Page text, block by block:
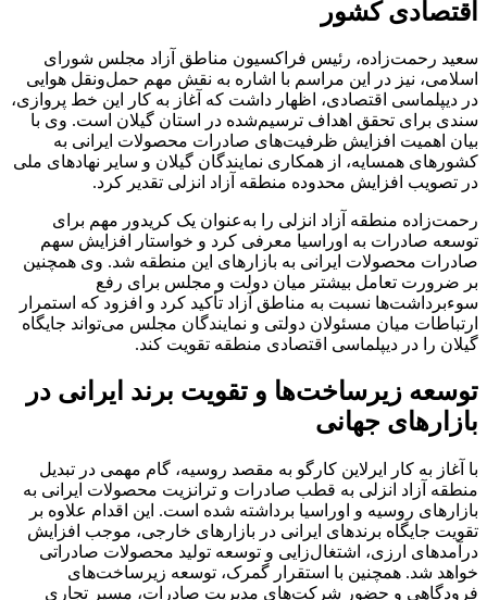
اقتصادی کشور
سعید رحمت‌زاده، رئیس فراکسیون مناطق آزاد مجلس شورای
اسلامی، نیز در این مراسم با اشاره به نقش مهم حمل‌ونقل هوایی
در دیپلماسی اقتصادی، اظهار داشت که آغاز به کار این خط پروازی،
سندی برای تحقق اهداف ترسیم‌شده در استان گیلان است. وی با
بیان اهمیت افزایش ظرفیت‌های صادرات محصولات ایرانی به
کشورهای همسایه، از همکاری نمایندگان گیلان و سایر نهادهای ملی
در تصویب افزایش محدوده منطقه آزاد انزلی تقدیر کرد.
رحمت‌زاده منطقه آزاد انزلی را به‌عنوان یک کریدور مهم برای
توسعه صادرات به اوراسیا معرفی کرد و خواستار افزایش سهم
صادرات محصولات ایرانی به بازارهای این منطقه شد. وی همچنین
بر ضرورت تعامل بیشتر میان دولت و مجلس برای رفع
سوءبرداشت‌ها نسبت به مناطق آزاد تأکید کرد و افزود که استمرار
ارتباطات میان مسئولان دولتی و نمایندگان مجلس می‌تواند جایگاه
گیلان را در دیپلماسی اقتصادی منطقه تقویت کند.
توسعه زیرساخت‌ها و تقویت برند ایرانی در
بازارهای جهانی
با آغاز به کار ایرلاین کارگو به مقصد روسیه، گام مهمی در تبدیل
منطقه آزاد انزلی به قطب صادرات و ترانزیت محصولات ایرانی به
بازارهای روسیه و اوراسیا برداشته شده است. این اقدام علاوه بر
تقویت جایگاه برندهای ایرانی در بازارهای خارجی، موجب افزایش
درآمدهای ارزی، اشتغال‌زایی و توسعه تولید محصولات صادراتی
خواهد شد. همچنین با استقرار گمرک، توسعه زیرساخت‌های
فرودگاهی و حضور شرکت‌های مدیریت صادرات، مسیر تجاری